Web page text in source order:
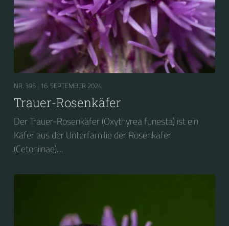
NR. 395 | 16. SEPTEMBER 2024
Trauer-Rosenkäfer
Der Trauer-Rosenkäfer (Oxythyrea funesta) ist ein
Käfer aus der Unterfamilie der Rosenkäfer
(Cetoniinae)....